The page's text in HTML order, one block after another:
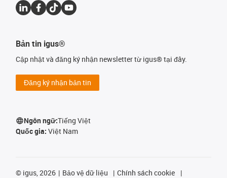
Bản tin igus®
Cập nhật và đăng ký nhận newsletter từ igus® tại đây.
Đăng ký nhận bản tin
Ngôn ngữ:Tiếng Việt
Quốc gia: Việt Nam
© igus, 2026 Bảo vệ dữ liệu
Chính sách cookie